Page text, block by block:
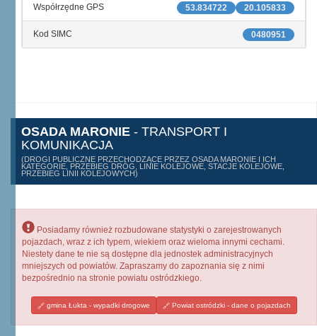
20.105833
53.834722
Współrzędne GPS
0480951
Kod SIMC
OSADA MARONIE - TRANSPORT I
KOMUNIKACJA
(DROGI PUBLICZNE PRZECHODZĄCE PRZEZ OSADA MARONIE I ICH
KATEGORIE, PRZEBIEG DRÓG, LINIE KOLEJOWE, STACJE KOLEJOWE,
PRZEBIEG LINII KOLEJOWYCH)
Posiadamy również rozbudowane statystyki o zarejestrowanych
pojazdach, wraz z ich typem, wiekiem oraz wieloma innymi cechami.
Niestety dane te nie są dostępne dla jednostek administracyjnych
mniejszych od powiatów. Zapraszamy do zapoznania się z nimi
bezpośrednio na stronie powiatu ostródzkiego.
gmina Łukta - wypadki drogowe Powiat ostródzki - dane o pojazdach